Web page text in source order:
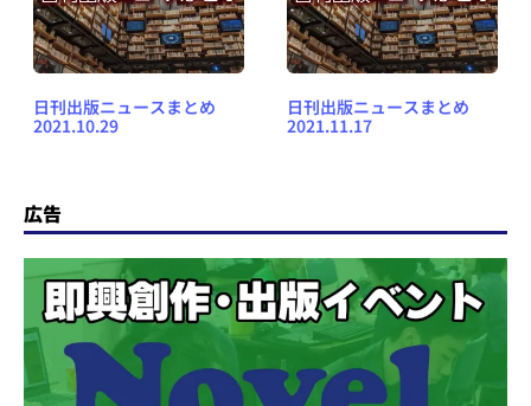
日刊出版ニュースまとめ
2021.10.29
日刊出版ニュースまとめ
2021.11.17
広告